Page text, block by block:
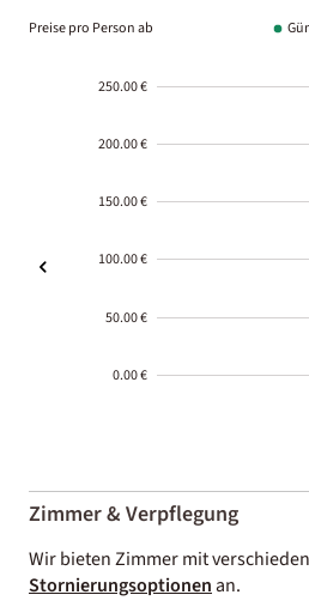
Preise pro Person ab
250.00 €
200.00 €
150.00 €
100.00 €
50.00 €
0.00 €
01-02
Zimmer & Verpflegung
Wir bieten Zimmer mit
Stornierungsoptionenan.